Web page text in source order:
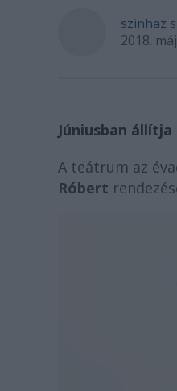
szinhaz
2018.
Júniusban
A teátrum az
Róbert